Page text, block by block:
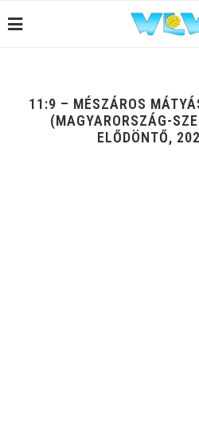
11:9 – MÉSZÁROS
(MAGYARORSZÁG-
ELŐDÖNTŐ,